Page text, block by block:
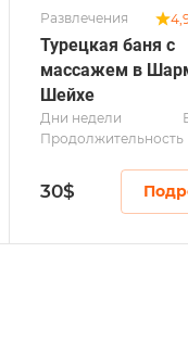
Развлечения
Турецкая баня с
массажем в
Шейхе
Дни недели
Продолжительность
30$